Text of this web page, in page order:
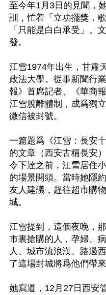
至今年1月3日的見聞，
訓，忙着「立功擺獎，
「只能是白白承受」。
發。
江雪1974年出生，甘肅
政法大學。從事新聞行
報》首席記者、《華商
江雪脫離體制，成爲獨
微信被封號。
一篇題爲《江雪：長安
的文章（西安古稱長安
令下達之前，江雪居住
的場景開頭。當時她隱
友人建議，趕往超市購
城。
江雪提到，這個夜晚，
市裏搶購的人，孕婦、
人、城市流浪漢、路過
了這場封城將爲他們帶來
她寫道，12月27日西安